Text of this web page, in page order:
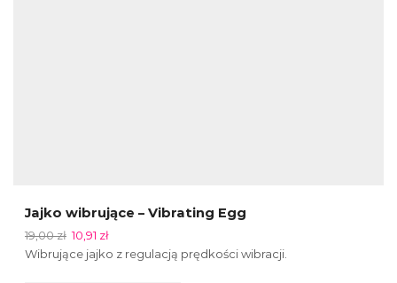
Jajko wibrujące – Vibrating Egg
19,00zł 10,91 zł
Wibrujące jajko z regulacją prędkości wibracji.